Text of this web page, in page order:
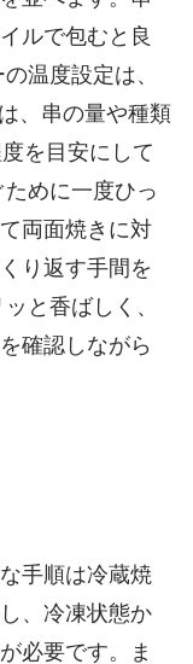
ルで包むと良
温度設定は、
、串の量や種類
を目安にして
めに一度ひっ
両面焼きに対
り返す手間を
と香ばしく、
確認しながら
手順は冷蔵焼
、冷凍状態か
必要です。ま